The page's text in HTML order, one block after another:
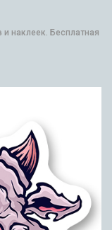
наклеек. Бесплатная